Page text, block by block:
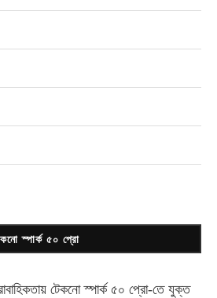
স্পার্ক ৫০ প্রো
টেকনোস্পার্ক ৫০ প্রো-তে যুক্ত